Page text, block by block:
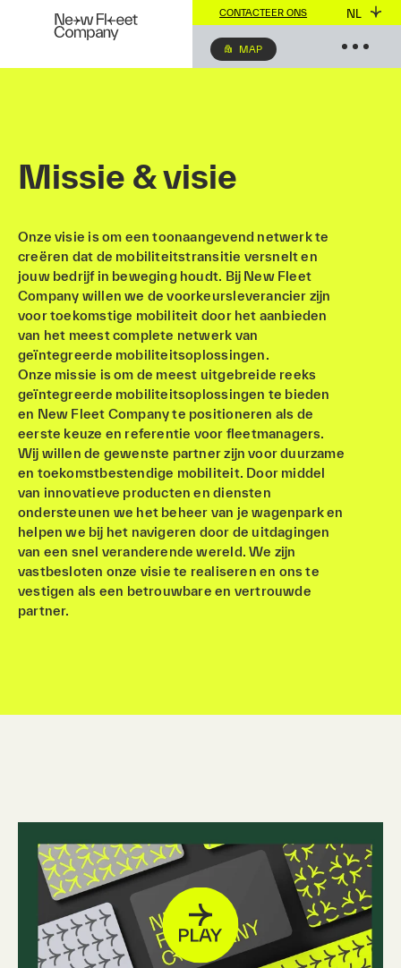
CONTACTEER ONS NL
MAP
Missie & visie
Onze visie is om een toonaangevend netwerk te
creëren dat de mobiliteitstransitie versnelt en
jouw bedrijf in beweging houdt. Bij New Fleet
Company willen we de voorkeursleverancier zijn
voor toekomstige mobiliteit door het aanbieden
van het meest complete netwerk van
geïntegreerde mobiliteitsoplossingen.
Onze missie is om de meest uitgebreide reeks
geïntegreerde mobiliteitsoplossingen te bieden
en New Fleet Company te positioneren als de
eerste keuze en referentie voor fleetmanagers.
Wij willen de gewenste partner zijn voor duurzame
en toekomstbestendige mobiliteit. Door middel
van innovatieve producten en diensten
ondersteunen we het beheer van je wagenpark en
helpen we bij het navigeren door de uitdagingen
van een snel veranderende wereld. We zijn
vastbesloten onze visie te realiseren en ons te
vestigen als een betrouwbare en vertrouwde
partner.